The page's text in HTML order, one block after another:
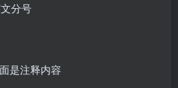
分号
是注释内容